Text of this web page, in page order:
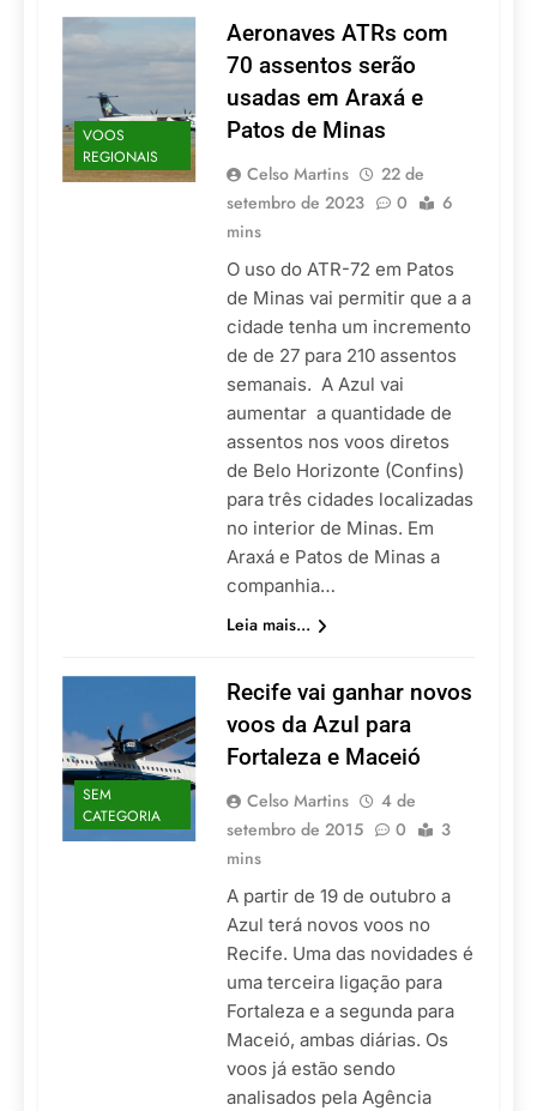
VOOS
REGIONAIS
Aeronaves ATRs com
70 assentos serão
usadas em Araxá e
Patos de Minas
Celso Martins
22 de
setembro de 2023
0
6
mins
O uso do ATR-72 em Patos
de Minas vai permitir que a a
cidade tenha um incremento
de de 27 para 210 assentos
semanais. A Azul vai
aumentar a quantidade de
assentos nos voos diretos
de Belo Horizonte (Confins)
para três cidades localizadas
no interior de Minas. Em
Araxá e Patos de Minas a
companhia…
Leia mais...
SEM
CATEGORIA
Recife vai ganhar novos
voos da Azul para
Fortaleza e Maceió
Celso Martins
4 de
setembro de 2015
0
3
mins
A partir de 19 de outubro a
Azul terá novos voos no
Recife. Uma das novidades é
uma terceira ligação para
Fortaleza e a segunda para
Maceió, ambas diárias. Os
voos já estão sendo
analisados pela Agência